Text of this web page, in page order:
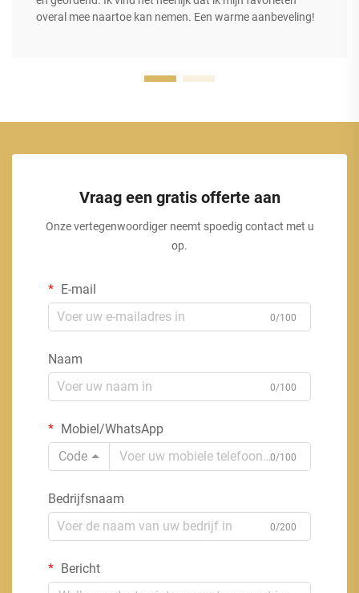
overal mee naartoe kan nemen. Een warme aanbeveling!
Vraag een gratis offerte aan
Onze vertegenwoordiger neemt spoedig contact met u
op.
E-mail
0/100
Naam
0/100
Mobiel/WhatsApp
Code
0/100
Bedrijfsnaam
0/200
Bericht